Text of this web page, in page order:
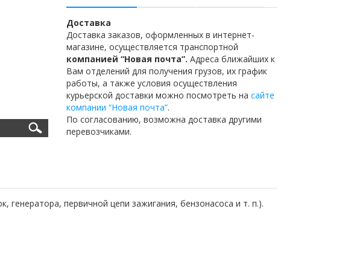
Доставка
Доставка заказов, оформленных в интернет-
магазине, осуществляется транспортной
компанией “Новая почта”. Адреса ближайших к
Вам отделений для получения грузов, их график
работы, а также условия осуществления
курьерской доставки можно посмотреть на сайте
компании “Новая почта”.
По согласованию, возможна доставка другими
перевозчиками.
первичной цепи зажигания, бензонасоса и т. п.).